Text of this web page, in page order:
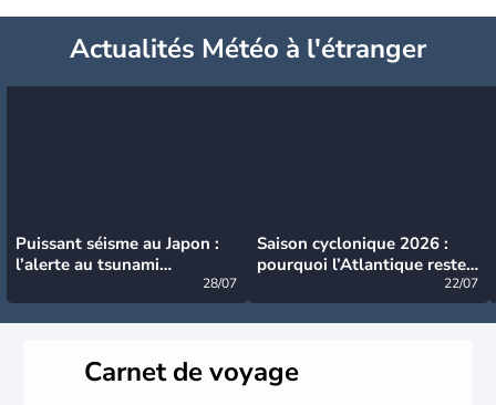
Actualités Météo à l'étranger
Puissant séisme au Japon :
l’alerte au tsunami
28/07
Saison cyclonique 2026 :
pourquoi l’Atlantique reste
22/07
Carnet de voyage